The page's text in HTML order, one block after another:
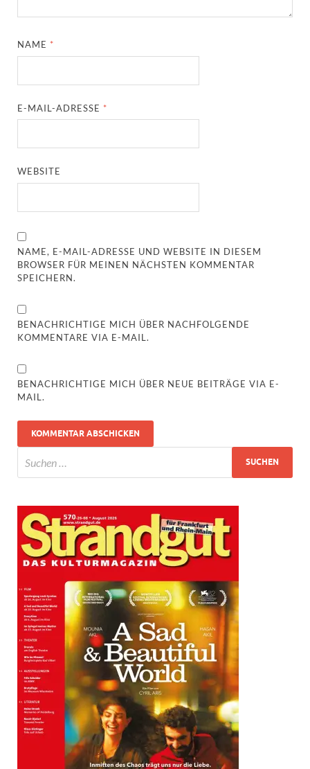
NAME *
E-MAIL-ADRESSE *
WEBSITE
NAME, E-MAIL-ADRESSE UND WEBSITE IN DIESEM
BROWSER FÜR MEINEN NÄCHSTEN KOMMENTAR
SPEICHERN.
BENACHRICHTIGE MICH ÜBER NACHFOLGENDE
KOMMENTARE VIA E-MAIL.
BENACHRICHTIGE MICH ÜBER NEUE BEITRÄGE VIA E-
MAIL.